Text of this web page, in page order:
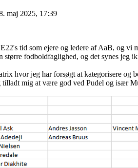
maj 2025, 17:39
tid som ejere og ledere af AaB, og vi
større fodboldfaglighed, og det synes jeg
hvor jeg har forsøgt at kategorisere
tilladt mig at være god ved Pudel og især